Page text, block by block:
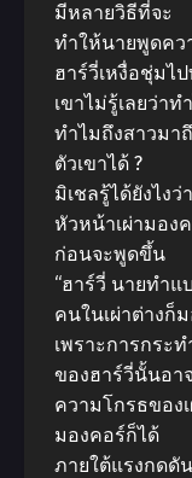
มีหลายวิธีที่จะ
ทำให้นายพูดคว
ฮาร์วี่เหงื่อชุ่มไ
เขาไม่รู้เลยว่า
ทำไมถึงสาวมา
ตัวเขาได้ ?
มิเชลรู้ได้ยังไง
หัวหน้าเผ่ามอง
ก่อนจะพูดขึ้น
“ฮาร์วี่ นายทำแ
คนในเผ่าต่างก็
เพราะการกระท
ของฮาร์วี่นั้นอา
ความโกรธของ
มองคอร์ก็ได้
ภายใต้แรงกดดั